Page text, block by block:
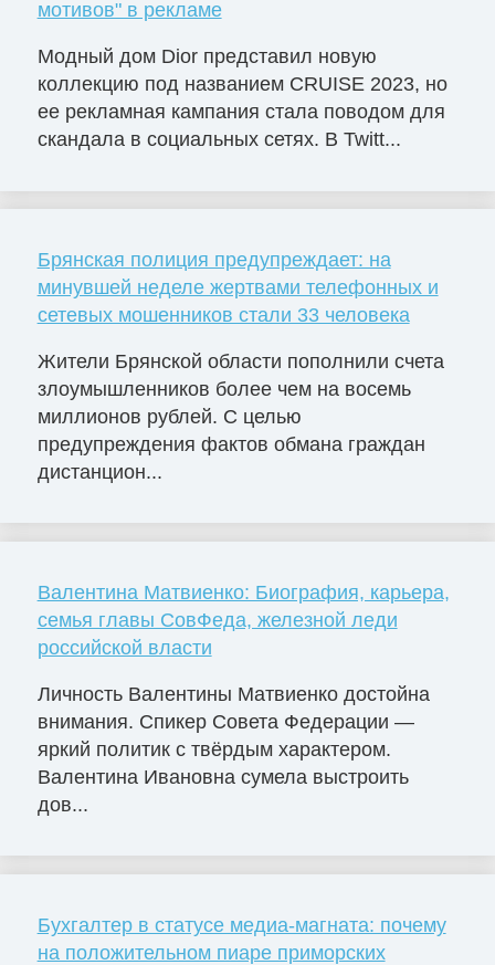
мотивов" в рекламе
Модный дом Dior представил новую
коллекцию под названием CRUISE 2023, но
ее рекламная кампания стала поводом для
скандала в социальных сетях. В Twitt...
Брянская полиция предупреждает: на
минувшей неделе жертвами телефонных и
сетевых мошенников стали 33 человека
Жители Брянской области пополнили счета
злоумышленников более чем на восемь
миллионов рублей. С целью
предупреждения фактов обмана граждан
дистанцион...
Валентина Матвиенко: Биография, карьера,
семья главы СовФеда, железной леди
российской власти
Личность Валентины Матвиенко достойна
внимания. Спикер Совета Федерации —
яркий политик с твёрдым характером.
Валентина Ивановна сумела выстроить
дов...
Бухгалтер в статусе медиа-магната: почему
на положительном пиаре приморских